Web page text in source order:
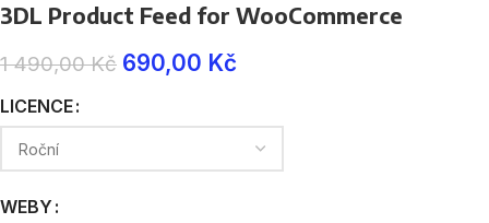
3DL Product Feed for WooCommerce
1 490,00Kč 690,00 Kč
LICENCE
WEBY